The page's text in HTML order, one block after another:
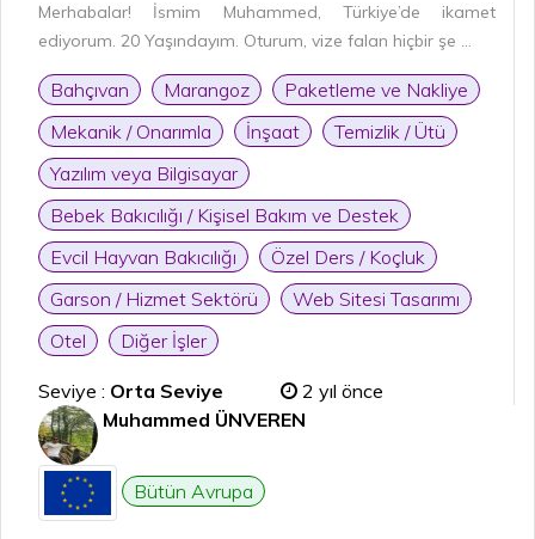
Merhabalar! İsmim Muhammed, Türkiye’de ikamet
ediyorum. 20 Yaşındayım. Oturum, vize falan hiçbir şe ...
Bahçıvan Marangoz
Paketleme ve Nakliye
Mekanik / Onarımla
İnşaat
Temizlik / Ütü
Yazılım veya Bilgisayar
Bebek Bakıcılığı / Kişisel Bakım ve Destek
Evcil Hayvan Bakıcılığı
Özel Ders / Koçluk
Garson / Hizmet Sektörü
Web Sitesi Tasarımı
Otel
Diğer İşler
Seviye : Orta Seviye
2 yıl önce
Muhammed ÜNVEREN
Bütün Avrupa